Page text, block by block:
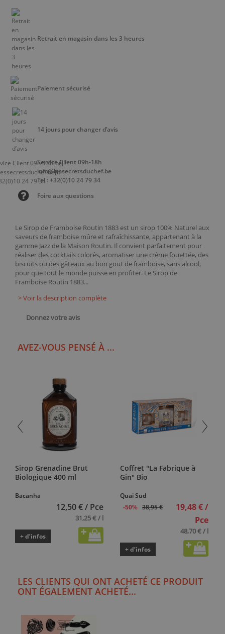
Le Sirop de Framboise Routin 1883 est un sirop 100% Naturel aux
saveurs de framboise mûre et rafraîchissante, appartenant à la
gamme Jazz de la Maison Routin. Il convient parfaitement pour
réaliser des cocktails colorés, aromatiser une crème fouettée, des
biscuits ou des gâteaux au bon gout de framboise, sans alcool,
pour que tout le monde puisse en profiter. Le Sirop de
Framboise Routin 1883...
> Voir la description complète
Donnez votre avis
Retrait en magasin dans les 3 heures
Paiement sécurisé
14 jours pour changer d’avis
Service Client 09h-18h
info@lessecretsduchef.be
Tel : +32(0)10 24 79 34
Foire aux questions
AVEZ-VOUS PENSÉ À ...
Sirop Grenadine Brut
Biologique 400 ml
Bacanha
12,50 € / Pce
31,25 € / l
+ d’infos
Coffret "La Fabrique à
Gin" Bio
Quai Sud
-50% 38,95 €
19,48 € /
Pce
48,70 € / l
+ d’infos
LES CLIENTS QUI ONT ACHETÉ CE PRODUIT
ONT ÉGALEMENT ACHETÉ...